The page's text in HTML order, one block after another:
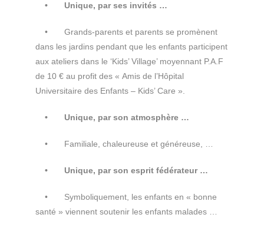
• Unique, par ses invités …
• Grands-parents et parents se promènent
dans les jardins pendant que les enfants participent
aux ateliers dans le ‘Kids’ Village’ moyennant P.A.F
de 10 € au profit des « Amis de l’Hôpital
Universitaire des Enfants – Kids’ Care ».
• Unique, par son atmosphère …
• Familiale, chaleureuse et généreuse, …
• Unique, par son esprit fédérateur …
• Symboliquement, les enfants en « bonne
santé » viennent soutenir les enfants malades …